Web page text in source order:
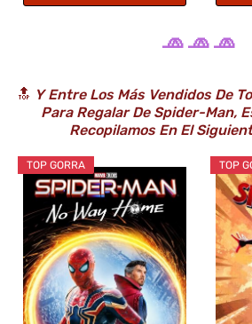
🧢 🧢 🧢
🔝 Y Entre Los Más Vendidos De
Para Regalar De Spider-Man,
Recopilamos En El
TOP GORRA TOP